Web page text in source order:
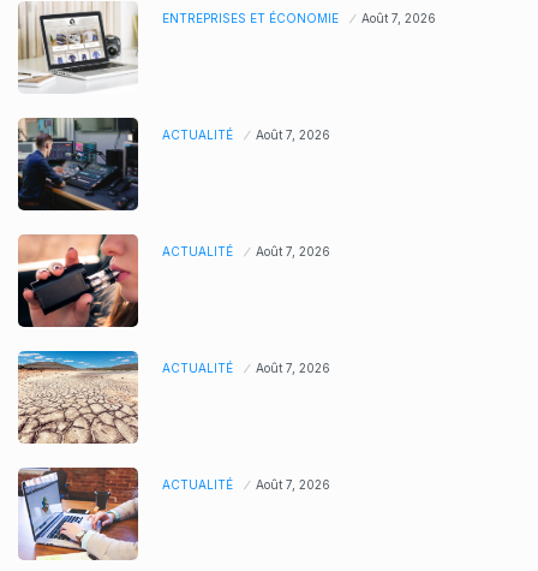
ENTREPRISES ET ÉCONOMIE Août 7, 2026
ACTUALITÉ Août 7, 2026
ACTUALITÉ Août 7, 2026
ACTUALITÉ Août 7, 2026
ACTUALITÉ Août 7, 2026